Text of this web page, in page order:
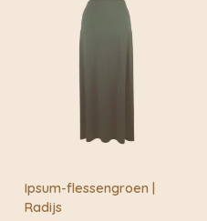
Ipsum-flessengroen |
Radijs